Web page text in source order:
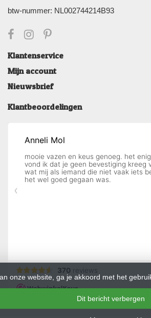
btw-nummer: NL002744214B93
Klantenservice
Mijn account
Nieuwsbrief
Klantbeoordelingen
onze website, ga je akkoord met het
Dit bericht verbergen